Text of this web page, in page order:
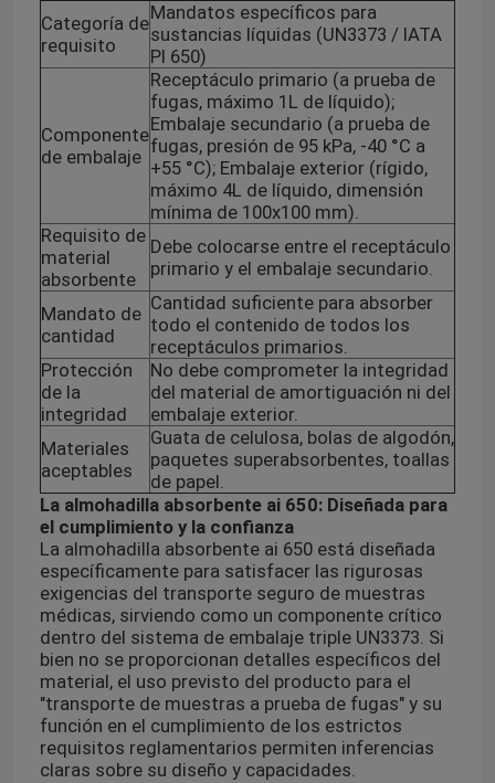
Categoría de
requisito
Mandatos específicos para
sustancias líquidas (UN3373 / IATA
PI 650)
Componente
de embalaje
Receptáculo primario (a prueba de
fugas, máximo 1L de líquido);
Embalaje secundario (a prueba de
fugas, presión de 95 kPa, -40 °C a
+55 °C); Embalaje exterior (rígido,
máximo 4L de líquido, dimensión
mínima de 100x100 mm).
Requisito de
material
absorbente
Debe colocarse entre el receptáculo
primario y el embalaje secundario.
Mandato de
cantidad
Cantidad suficiente para absorber
todo el contenido de todos los
receptáculos primarios.
Protección
de la
integridad
No debe comprometer la integridad
del material de amortiguación ni del
embalaje exterior.
Materiales
aceptables
Guata de celulosa, bolas de algodón,
paquetes superabsorbentes, toallas
de papel.
La almohadilla absorbente ai 650: Diseñada para
el cumplimiento y la confianza
La almohadilla absorbente ai 650 está diseñada
específicamente para satisfacer las rigurosas
exigencias del transporte seguro de muestras
médicas, sirviendo como un componente crítico
dentro del sistema de embalaje triple UN3373. Si
bien no se proporcionan detalles específicos del
material, el uso previsto del producto para el
"transporte de muestras a prueba de fugas" y su
función en el cumplimiento de los estrictos
requisitos reglamentarios permiten inferencias
claras sobre su diseño y capacidades.